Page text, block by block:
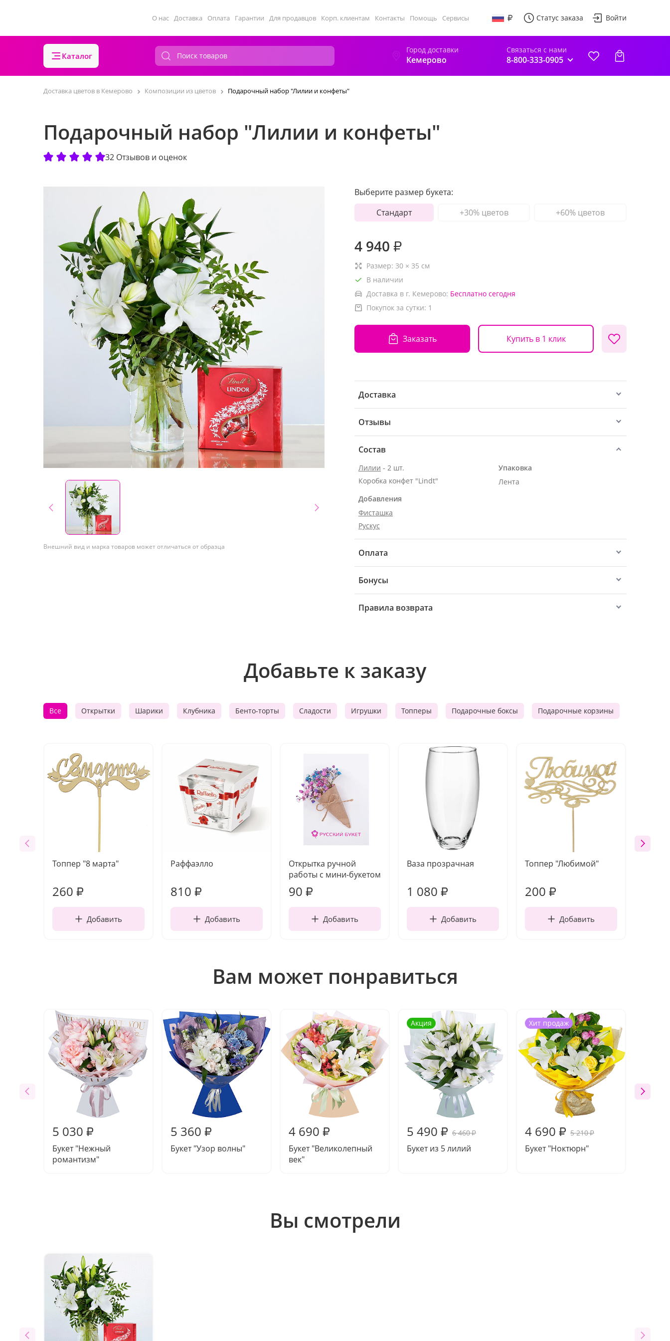
О нас Доставка Оплата Гарантии Для продавцов Корп. клиентам Контакты Помощь Сервисы Статус заказа Войти
Каталог
Город доставки
Кемерово
Связаться с нами
8-800-333-0905
Доставка цветов в Кемерово Композиции из цветов Подарочный набор "Лилии и конфеты"
Подарочный набор "Лилии и конфеты"
32 Отзывов и оценок
Внешний вид и марка товаров может отличаться от образца
Выберите размер букета:
Стандарт
+30% цветов +60% цветов
4 940 ₽
Размер: 30 × 35 см
В наличии
Доставка в г. Кемерово: Бесплатно сегодня
Покупок за сутки: 1
Заказать Купить в 1 клик
Доставка
Отзывы
Состав
Лилии - 2 шт.
Коробка конфет "Lindt"
Добавления
Фисташка
Рускус
Упаковка
Лента
Оплата
Бонусы
Правила возврата
Добавьте к заказу
Все Открытки Шарики Клубника Бенто-торты Сладости Игрушки Топперы Подарочные боксы Подарочные корзины
Топпер "8 марта"
260 ₽
Добавить
Раффаэлло
810 ₽
Добавить
Открытка ручной
работы с мини-букетом
90 ₽
Добавить
Ваза прозрачная
1 080 ₽
Добавить
Топпер "Любимой"
200 ₽
Добавить
Вам может понравиться
5 030 ₽
Букет "Нежный
романтизм"
5 360 ₽
Букет "Узор волны"
4 690 ₽
Букет "Великолепный
век"
Акция
5 490 ₽ 6 460₽
Букет из 5 лилий
Хит продаж
4 690 ₽ 5 210₽
Букет "Ноктюрн"
Вы смотрели